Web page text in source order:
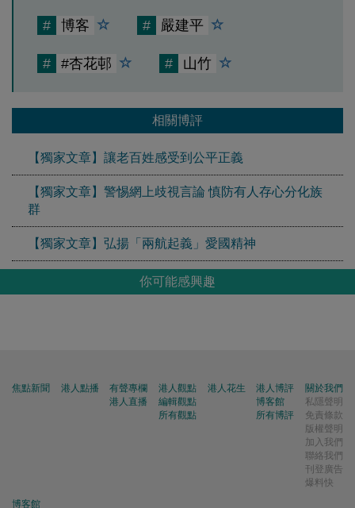
# 博客 # 嚴建平
# #杏花邨 # 山竹
相關博評
【獨家文章】讓老百姓感受到公平正義
【獨家文章】警惕網上歧視言論 慎防有人存心分化族
群
【獨家文章】弘揚「兩航起義」愛國精神
你可能感興趣
焦點新聞 港人點播
有聲專欄
港人直播
港人觀點
編輯觀點
所有觀點
港人花生
港人博評
博客館
所有博評
關於我們
私隱聲明
免責條款
版權聲明
加入我們
聯絡我們
刊登廣告
爆料快
博客館